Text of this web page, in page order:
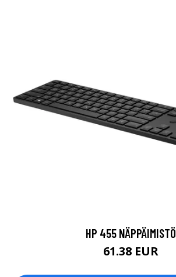
HP 455 NÄPPÄIMISTÖ
61.38 EUR